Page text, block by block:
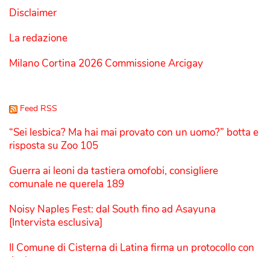
Disclaimer
La redazione
Milano Cortina 2026 Commissione Arcigay
Feed RSS
“Sei lesbica? Ma hai mai provato con un uomo?” botta e
risposta su Zoo 105
Guerra ai leoni da tastiera omofobi, consigliere
comunale ne querela 189
Noisy Naples Fest: dal South fino ad Asayuna
[Intervista esclusiva]
Il Comune di Cisterna di Latina firma un protocollo con